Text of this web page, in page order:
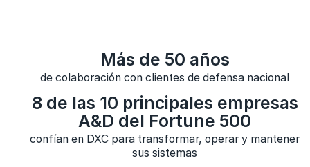
Más de 50 años
de colaboración con clientes de defensa nacional
8 de las 10 principales empresas
A&D del Fortune 500
confían en DXC para transformar, operar y mantener
sus sistemas